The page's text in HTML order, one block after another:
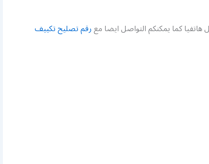
كما يمكنكم التواصل ايضا معرقم تصليح تكييف